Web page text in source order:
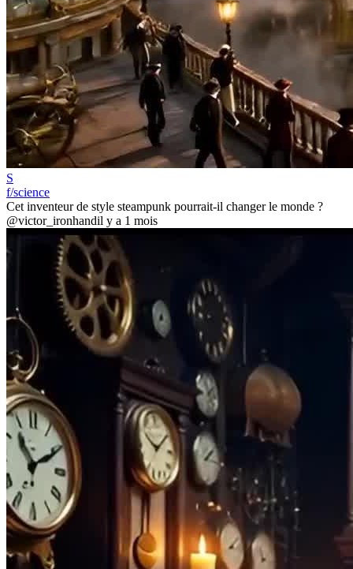
S
f/science
Cet inventeur de style steampunk pourrait-il changer le monde ?
@victor_ironhandil y a 1 mois